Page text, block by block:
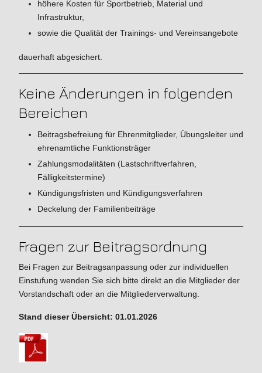
höhere Kosten für Sportbetrieb, Material und
Infrastruktur,
sowie die Qualität der Trainings- und Vereinsangebote
dauerhaft abgesichert.
Keine Änderungen in folgenden
Bereichen
Beitragsbefreiung für Ehrenmitglieder, Übungsleiter und
ehrenamtliche Funktionsträger
Zahlungsmodalitäten (Lastschriftverfahren,
Fälligkeitstermine)
Kündigungsfristen und Kündigungsverfahren
Deckelung der Familienbeiträge
Fragen zur Beitragsordnung
Bei Fragen zur Beitragsanpassung oder zur individuellen
Einstufung wenden Sie sich bitte direkt an die Mitglieder der
Vorstandschaft oder an die Mitgliederverwaltung.
Stand dieser Übersicht: 01.01.2026